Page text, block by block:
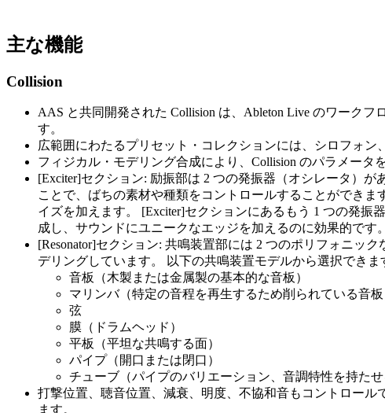
主な機能
Collision
AAS と共同開発された Collision は、Ableton Live のワーク
す。
広範囲にわたるプリセット・コレクションには、シロフォ
フィジカル・モデリング合成により、Collision のパラメータ
[Exciter]セクション: 励振部は 2 つの発振器（オシレータ）
ことで、ばちの素材や種類をコントロールすることができ
イズを加えます。 [Exciter]セクションにあるもう 1 つの発
成し、サウンドにユニークなエッジを加えるのに効果的です。
[Resonator]セクション: 共鳴装置部には 2 つのポリフォニッ
デリングしています。 以下の共鳴装置モデルから選択できま
音板（木製または金属製の基本的な音板）
マリンバ（特定の音程を再生するため削られている音板
弦
膜（ドラムヘッド）
平板（平坦な共鳴する面）
パイプ（開口または閉口）
チューブ（パイプのバリエーション、音調特性を持たせ
打撃位置、聴音位置、減衰、明度、不協和音もコントロー
ます。